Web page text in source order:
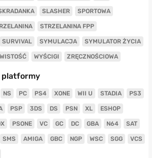
SLASHER SPORTOWA
STRZELANINA FPP
SURVIVAL SYMULACJA SYMULATOR ŻYCIA
WYŚCIGI ZRĘCZNOŚCIOWA
platformy
NS PC PS4 XONE WII U STADIA PS3
PSP 3DS DS PSN XL ESHOP
PSONE VC GC DC GBA N64 SAT
SMS AMIGA GBC NGP WSC SGG VCS